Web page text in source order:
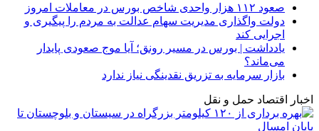
صعود ۱۱۲ هزار واحدی شاخص بورس در معاملات امروز
دولت واگذاری مدیریت سهام عدالت به مردم را پیگیری و
اجرایی کند
یادداشت | بورس در مسیر رونق؛ آیا موج صعودی پایدار
می‌ماند؟
بازار سرمایه به تزریق نقدینگی نیاز ندارد
اخبار اقتصاد حمل و نقل